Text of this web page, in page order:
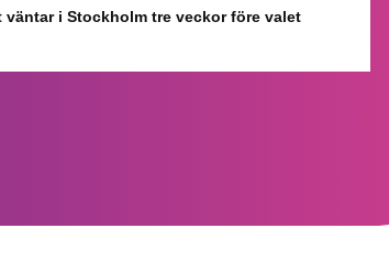
i Stockholm tre veckor före valet